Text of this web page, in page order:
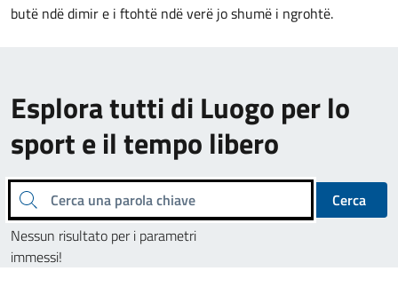
butë ndë dimir e i ftohtë ndë verë jo shumë i ngrohtë.
Esplora tutti di Luogo per lo
sport e il tempo libero
Cerca una parola chiave
Cerca
Nessun risultato per i parametri
immessi!